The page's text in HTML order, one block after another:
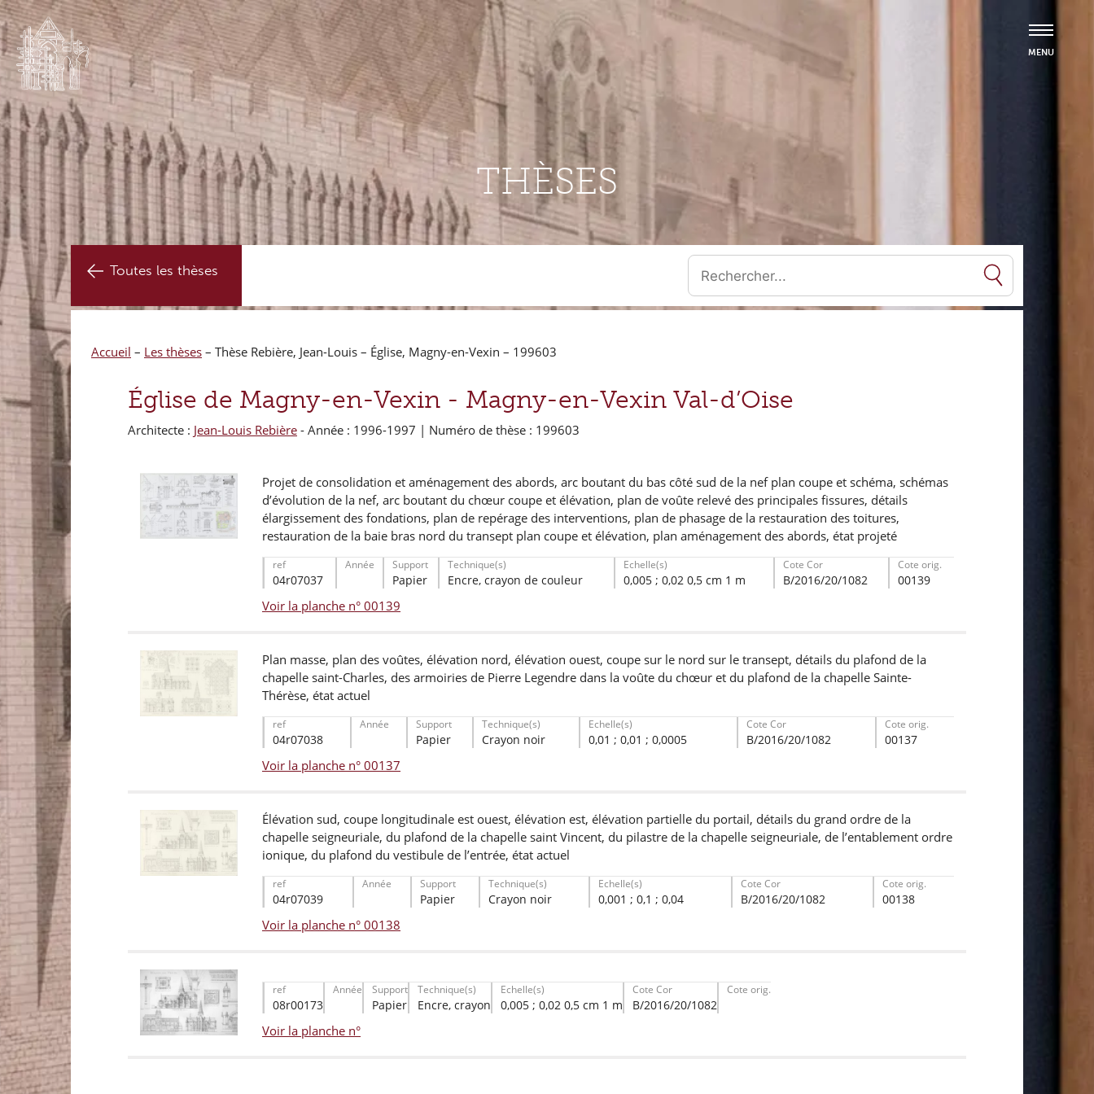
THÈSES
Toutes les thèses
Quand les résultats de l'auto-complétion sont disponibles, utilisez les
Accueil – Les thèses – Thèse Rebière, Jean-Louis – Église, Magny-en-Vexin – 199603
Église de Magny-en-Vexin - Magny-en-Vexin Val-d’Oise
Architecte : Jean-Louis Rebière - Année : 1996-1997 | Numéro de thèse : 199603
Projet de consolidation et aménagement des abords, arc boutant du bas côté sud de la nef plan coupe et schéma, schémas
d’évolution de la nef, arc boutant du chœur coupe et élévation, plan de voûte relevé des principales fissures, détails
élargissement des fondations, plan de repérage des interventions, plan de phasage de la restauration des toitures,
restauration de la baie bras nord du transept plan coupe et élévation, plan aménagement des abords, état projeté
ref Année Support Technique(s) Echelle(s) Cote Cor Cote orig.
04r07037 Papier Encre, crayon de couleur 0,005 ; 0,02 0,5 cm 1 m B/2016/20/1082 00139
Voir la planche n° 00139
Plan masse, plan des voûtes, élévation nord, élévation ouest, coupe sur le nord sur le transept, détails du plafond de la
chapelle saint-Charles, des armoiries de Pierre Legendre dans la voûte du chœur et du plafond de la chapelle Sainte-
Thérèse, état actuel
ref Année Support Technique(s) Echelle(s) Cote Cor Cote orig.
04r07038 Papier Crayon noir 0,01 ; 0,01 ; 0,0005 B/2016/20/1082 00137
Voir la planche n° 00137
Élévation sud, coupe longitudinale est ouest, élévation est, élévation partielle du portail, détails du grand ordre de la
chapelle seigneuriale, du plafond de la chapelle saint Vincent, du pilastre de la chapelle seigneuriale, de l’entablement ordre
ionique, du plafond du vestibule de l’entrée, état actuel
ref Année Support Technique(s) Echelle(s) Cote Cor Cote orig.
04r07039 Papier Crayon noir 0,001 ; 0,1 ; 0,04 B/2016/20/1082 00138
Voir la planche n° 00138
ref Année Support Technique(s) Echelle(s) Cote Cor Cote orig.
08r00173 Papier Encre, crayon 0,005 ; 0,02 0,5 cm 1 m B/2016/20/1082
Voir la planche n°